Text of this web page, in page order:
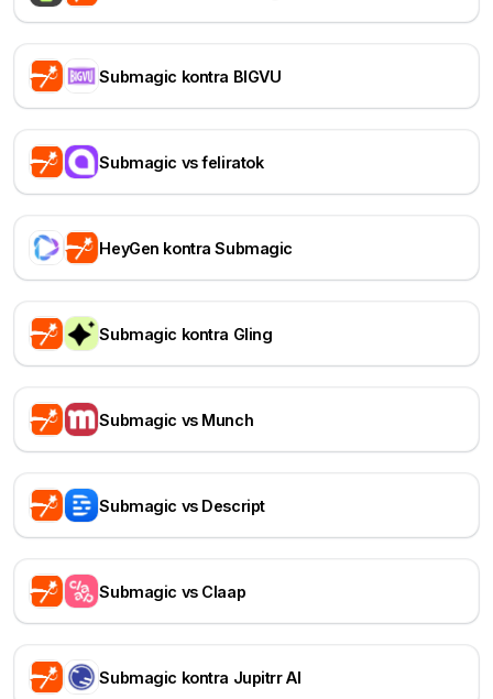
Submagic kontra BIGVU
Submagic vs feliratok
HeyGen kontra Submagic
Submagic kontra Gling
Submagic vs Munch
Submagic vs Descript
Submagic vs Claap
Submagic kontra Jupitrr AI